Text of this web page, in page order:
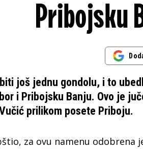
Pribojsku
još jednu gondolu, i to
i Pribojsku Banju. Ovo je
prilikom posete Priboju.
za ovu namenu odobrena